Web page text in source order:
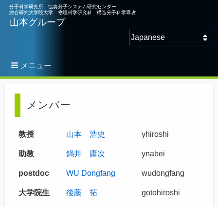
分子科学研究所 協奏分子システム研究センター
総合研究大学院大学 物理科学研究科 構造分子科学専攻
山本グループ
メニュー
ず
メンバー
教授 山本 浩史 yhiroshi
助教 鍋井 庸次 ynabei
postdoc WU Dongfang wudongfang
大学院生 後藤 拓 gotohiroshi